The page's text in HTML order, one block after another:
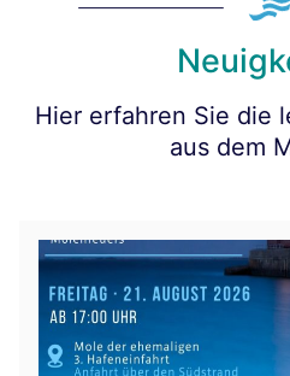
Hier erfahren Sie die
aus dem